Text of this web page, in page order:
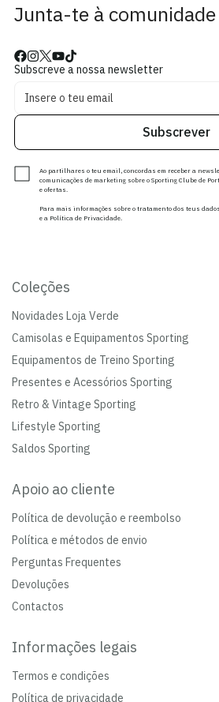
Junta-te à
Subscreve a nossa newsletter
Subscrever
Ao partilhares o teu email, concordas em receber a
comunicações de marketing sobre o Sporting Clube de
e ofertas.
Para mais informações sobre o tratamento dos teus
e a Política de Privacidade.
Coleções
Novidades Loja Verde
Camisolas e Equipamentos Sporting
Equipamentos de Treino Sporting
Presentes e Acessórios Sporting
Retro & Vintage Sporting
Lifestyle Sporting
Saldos Sporting
Apoio ao cliente
Política de devolução e reembolso
Política e métodos de envio
Perguntas Frequentes
Devoluções
Contactos
Informações legais
Termos e condições
Política de privacidade